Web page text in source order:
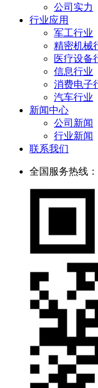
公司实力
行业应用
军工行业
精密机械
医疗设备
信息行业
消费电子
汽车行业
新闻中心
公司新闻
行业新闻
联系我们
全国服务热线：